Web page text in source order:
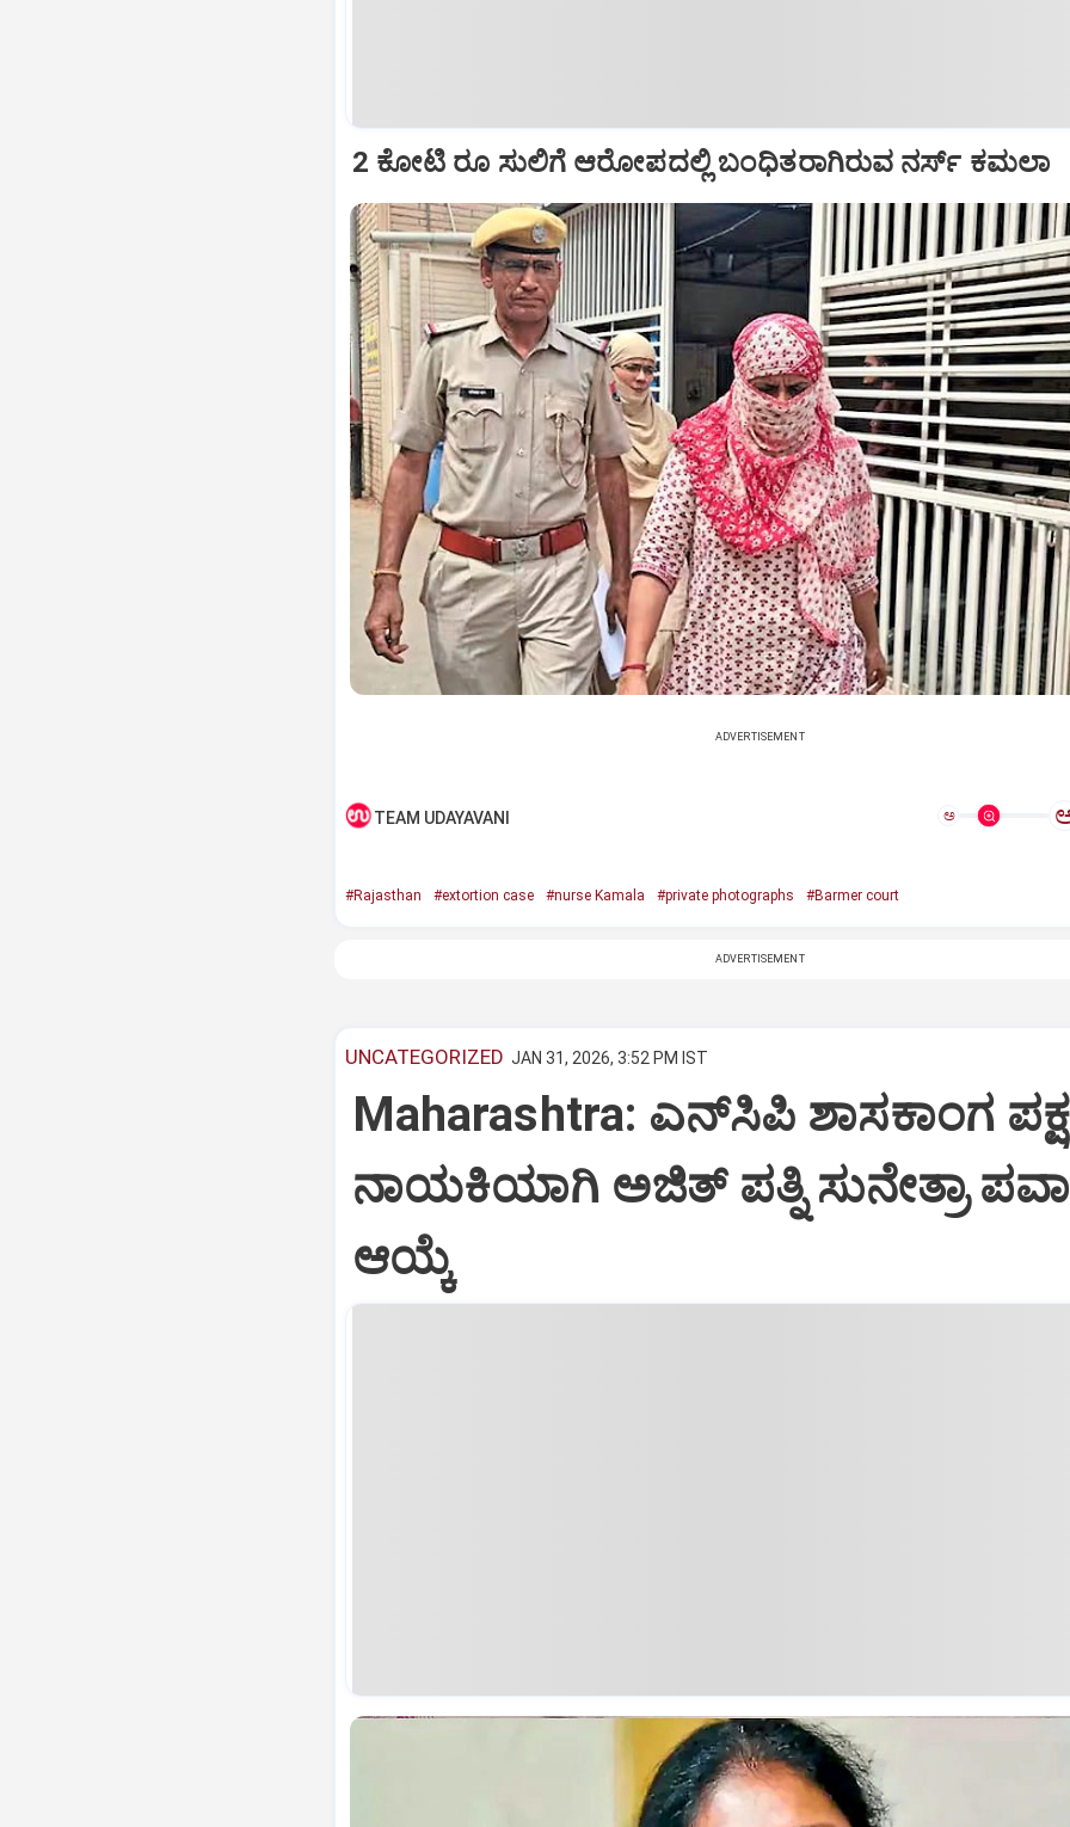
2 ಕೋಟಿ ರೂ ಸುಲಿಗೆ ಆರೋಪದಲ್ಲಿ ಬಂಧಿತರಾಗಿರುವ ನರ್ಸ್‌ ಕಮಲಾ
ADVERTISEMENT
TEAM UDAYAVANI ಅ
#Rajasthan #extortion case #nurse Kamala #private photographs #Barmer court
ADVERTISEMENT
UNCATEGORIZED JAN 31, 2026, 3:52 PM IST
Maharashtra: ಎನ್‌ಸಿಪಿ ಶಾಸಕಾಂಗ
ನಾಯಕಿಯಾಗಿ ಅಜಿತ್‌ ಪತ್ನಿ ಸುನೇತ್ರಾ
ಆಯ್ಕೆ